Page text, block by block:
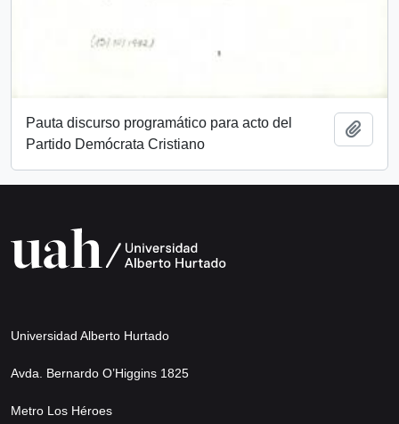
Pauta discurso programático para acto del
Partido Demócrata Cristiano
Universidad Alberto Hurtado
Avda. Bernardo O’Higgins 1825
Metro Los Héroes